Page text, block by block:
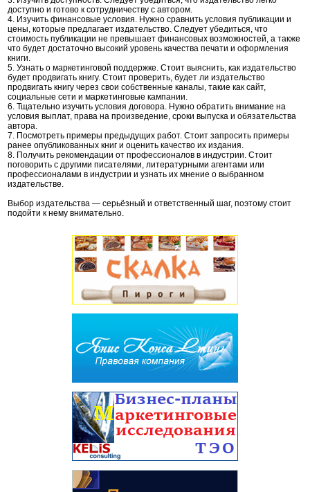
доступно и готово к сотрудничеству с автором.
4. Изучить финансовые условия. Нужно сравнить условия публикации и
цены, которые предлагает издательство. Следует убедиться, что
стоимость публикации не превышает финансовых возможностей, а также
что будет достаточно высокий уровень качества печати и оформления
книги.
5. Узнать о маркетинговой поддержке. Стоит выяснить, как издательство
будет продвигать книгу. Стоит проверить, будет ли издательство
продвигать книгу через свои собственные каналы, такие как сайт,
социальные сети и маркетинговые кампании.
6. Тщательно изучить условия договора. Нужно обратить внимание на
условия выплат, права на произведение, сроки выпуска и обязательства
автора.
7. Посмотреть примеры предыдущих работ. Стоит запросить примеры
ранее опубликованных книг и оценить качество их издания.
8. Получить рекомендации от профессионалов в индустрии. Стоит
поговорить с другими писателями, литературными агентами или
профессионалами в индустрии и узнать их мнение о выбранном
издательстве.
Выбор издательства — серьёзный и ответственный шаг, поэтому стоит
подойти к нему внимательно.